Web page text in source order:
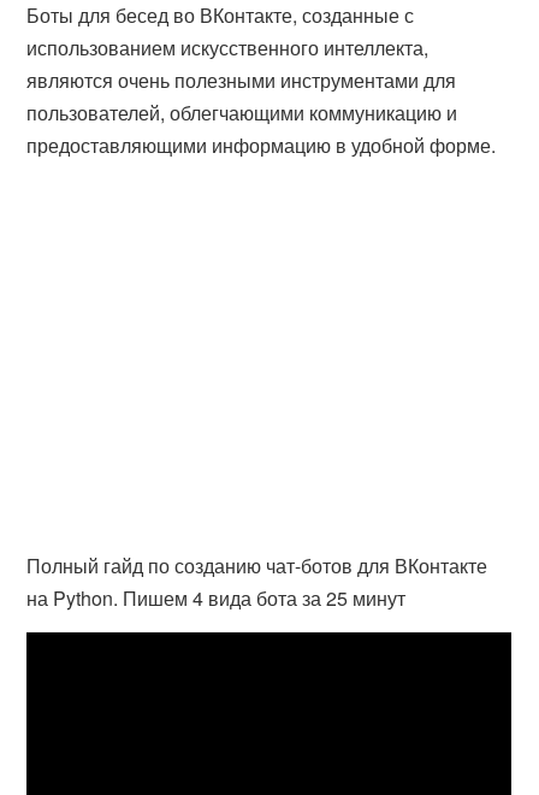
Боты для бесед во ВКонтакте, созданные с
использованием искусственного интеллекта,
являются очень полезными инструментами для
пользователей, облегчающими коммуникацию и
предоставляющими информацию в удобной форме.
Полный гайд по созданию чат-ботов для ВКонтакте
на Python. Пишем 4 вида бота за 25 минут